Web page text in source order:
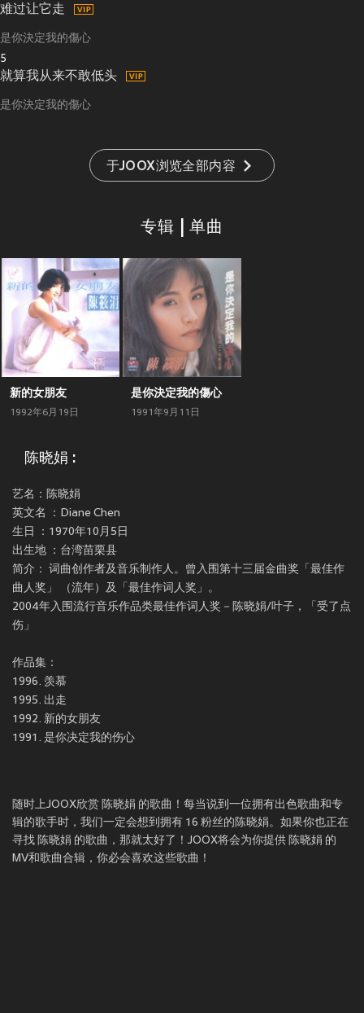
难过让它走
是你決定我的傷心
5
就算我从来不敢低头
是你決定我的傷心
于JOOX浏览全部内容
专辑 | 单曲
新的女朋友
1992年6月19日
是你決定我的傷心
1991年9月11日
陈晓娟 :
艺名：陈晓娟
英文名 ：Diane Chen
生日 ：1970年10月5日
出生地 ：台湾苗栗县
简介： 词曲创作者及音乐制作人。曾入围第十三届金曲奖「最佳作
曲人奖」 （流年）及「最佳作词人奖」。
2004年入围流行音乐作品类最佳作词人奖－陈晓娟/叶子，「受了点
伤」
作品集：
1996. 羡慕
1995. 出走
1992. 新的女朋友
随时上JOOX欣赏 陈晓娟 的歌曲！每当说到一位拥有出色歌曲和专
辑的歌手时，我们一定会想到拥有 16 粉丝的陈晓娟。如果你也正在
寻找 陈晓娟 的歌曲，那就太好了！JOOX将会为你提供 陈晓娟 的
MV和歌曲合辑，你必会喜欢这些歌曲！